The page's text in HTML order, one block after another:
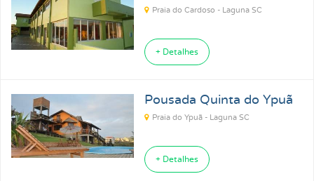
Praia do Cardoso - Laguna SC
+ Detalhes
Pousada Quinta do Ypuã
Praia do Ypuã - Laguna SC
+ Detalhes